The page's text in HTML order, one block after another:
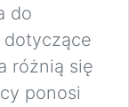
do
dotyczące
różnią się
ponosi